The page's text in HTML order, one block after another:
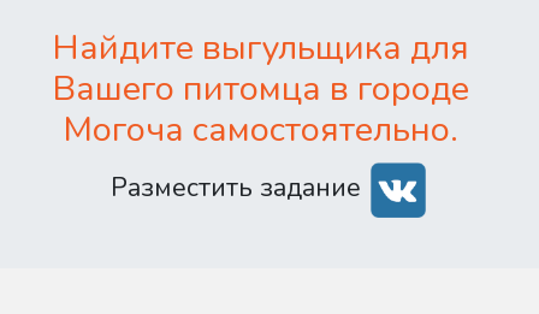
Найдите выгульщика для
Вашего питомца в городе
Могоча самостоятельно.
Разместить задание